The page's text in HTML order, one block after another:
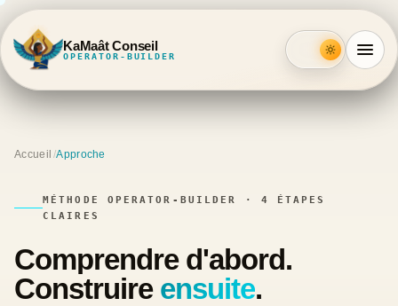
KaMaât Conseil
OPERATOR-BUILDER
Accueil /Approche
MÉTHODE OPERATOR-BUILDER · 4 ÉTAPES
CLAIRES
Comprendre d'abord.
Construire ensuite.